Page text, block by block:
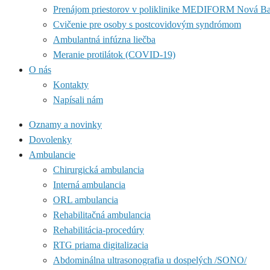
Prenájom priestorov v poliklinike MEDIFORM Nová
Cvičenie pre osoby s postcovidovým syndrómom
Ambulantná infúzna liečba
Meranie protilátok (COVID-19)
O nás
Kontakty
Napísali nám
Oznamy a novinky
Dovolenky
Ambulancie
Chirurgická ambulancia
Interná ambulancia
ORL ambulancia
Rehabilitačná ambulancia
Rehabilitácia-procedúry
RTG priama digitalizacia
Abdominálna ultrasonografia u dospelých /SONO/